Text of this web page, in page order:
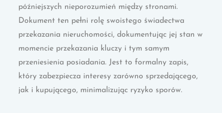
późniejszych nieporozumień między stronami.
Dokument ten pełni rolę swoistego świadectwa
przekazania nieruchomości, dokumentując jej stan w
momencie przekazania kluczy i tym samym
przeniesienia posiadania. Jest to formalny zapis,
który zabezpiecza interesy zarówno sprzedającego,
jak i kupującego, minimalizując ryzyko sporów.